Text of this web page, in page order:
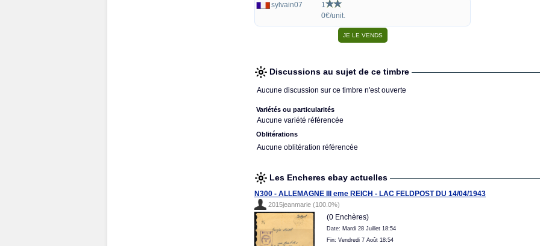
sylvain07
1
0€/unit.
Discussions au sujet de ce timbre
Aucune discussion sur ce timbre n'est ouverte
Variétés ou particularités
Aucune variété référencée
Oblitérations
Aucune oblitération référencée
Les Encheres ebay actuelles
N300 - ALLEMAGNE III eme REICH - LAC FELDPOST DU 14/04/1943
2015jeanmarie (100.0%)
(0 Enchères)
Date: Mardi 28 Juillet 18:54
Fin: Vendredi 7 Août 18:54